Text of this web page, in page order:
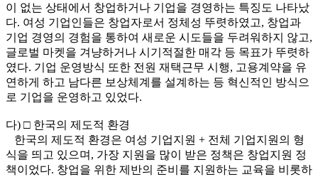
이 없는 상태에서 창업하거나 기업을 경영하는 특징도 나타났
다. 여성 기업인들은 창업자로서 정체성 뚜렷하였고, 창업과
기업 경영의 경험을 통하여 새로운 시도들을 두려워하지 않고,
글로벌 마켓을 겨냥하거나 시기적절한 매각 등 목표가 뚜렷하
였다. 기업 운영방식 또한 전원 재택근무 시행, 고용계약을 유
연하게 하고 남다른 보상체계를 설계하는 등 혁신적인 방식으
로 기업을 운영하고 있었다.
다) □ 한국의 제도적 환경
한국의 제도적 환경은 여성 기업지원 + 전체 기업지원의 형
식을 띄고 있으며, 가장 지원을 많이 받은 정책은 창업지원 정
책이었다. 창업을 위한 제반의 준비를 지원하는 교육을 비롯하